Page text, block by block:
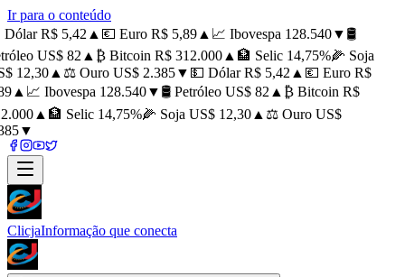
Ir para o conteúdo
R$ 5,42▲💶 Euro R$ 5,89▲📈 Ibovespa 128.540▼🛢️
US$ 82▲₿ Bitcoin R$ 312.000▲🏦 Selic 14,75%🌽 Soja
12,30▲⚖️ Ouro US$ 2.385▼💵 Dólar R$ 5,42▲💶 Euro R$
▲📈 Ibovespa 128.540▼🛢️ Petróleo US$ 82▲₿ Bitcoin R$
▲🏦 Selic 14,75%🌽 Soja US$ 12,30▲⚖️ Ouro US$
▼
ClicjaInformação que conecta